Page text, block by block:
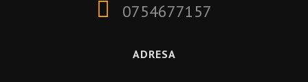
0754677157
ADRESA